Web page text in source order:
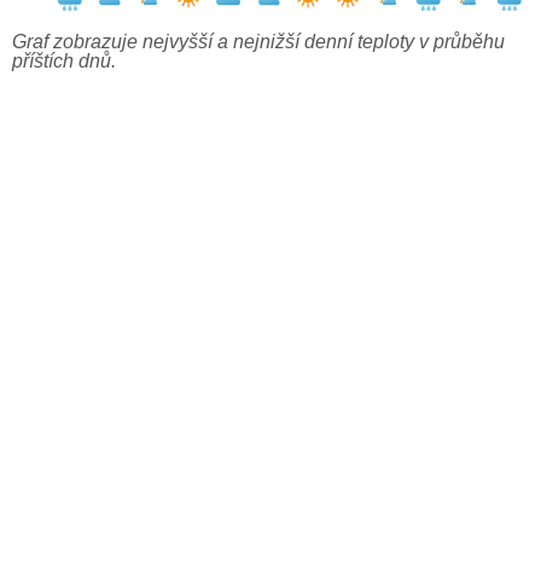
Graf zobrazuje nejvyšší a nejnižší denní teploty v průběhu
příštích dnů.